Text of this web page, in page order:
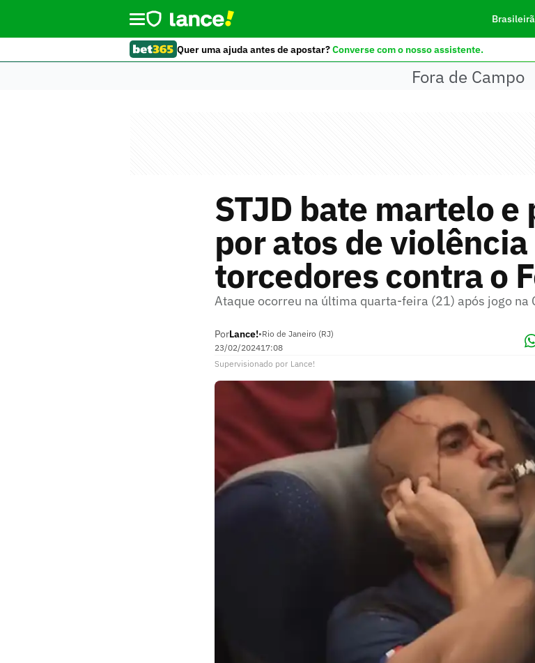
Quer uma ajuda antes de apostar?Converse com o nosso assistente.
Fora de Campo
STJD bate martelo e
por atos de violência
torcedores contra o
Ataque ocorreu na última quarta-feira (21) após jogo na
PorLance!•Rio de Janeiro (RJ)
23/02/202417:08
Supervisionado por Lance!